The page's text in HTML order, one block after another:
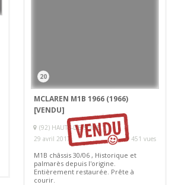
20
MCLAREN M1B 1966 (1966)
[VENDU]
(92) HAUTS-DE-SEINE
29 avril 2017
1 451 vues
M1B châssis 30/06 , Historique et
palmarès depuis l'origine.
Entièrement restaurée. Prête à
courir.